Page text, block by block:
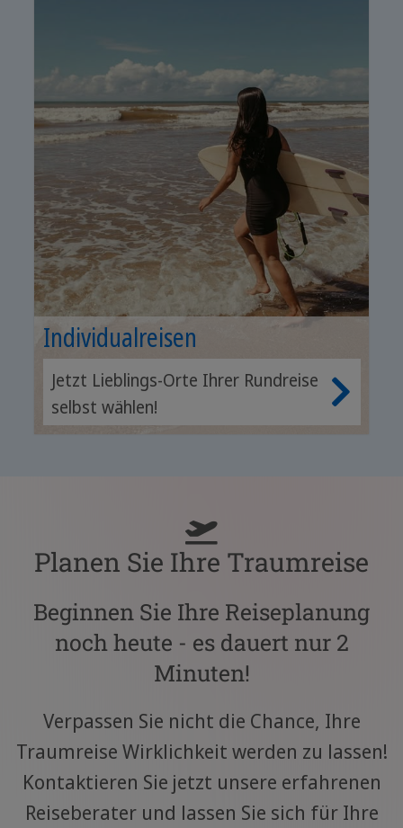
Individualreisen
Jetzt Lieblings-Orte Ihrer Rundreise
selbst wählen!
Planen Sie Ihre Traumreise
Beginnen Sie Ihre Reiseplanung
noch heute - es dauert nur 2
Minuten!
Verpassen Sie nicht die Chance, Ihre
Traumreise Wirklichkeit werden zu lassen!
Kontaktieren Sie jetzt unsere erfahrenen
Reiseberater und lassen Sie sich für Ihre